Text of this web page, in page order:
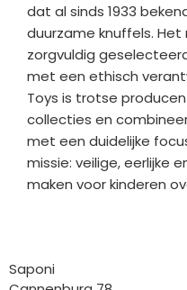
dat al sinds 1933
duurzame knuffels.
zorgvuldig
met een ethisch
Toys is trotse
collecties en
met een duidelijke
missie: veilige, eerlijke
maken voor kinderen
Saponi